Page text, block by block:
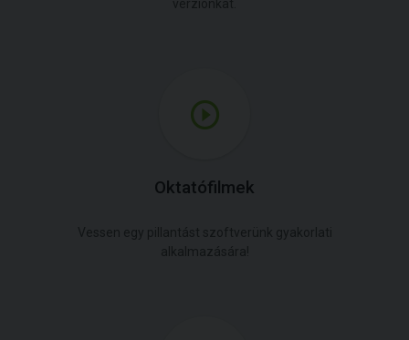
Oktatófilmek